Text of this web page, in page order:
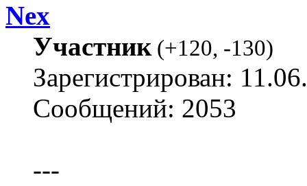
Nex
Участник(+120, -130)
Зарегистрирован:
Сообщений: 2053
---